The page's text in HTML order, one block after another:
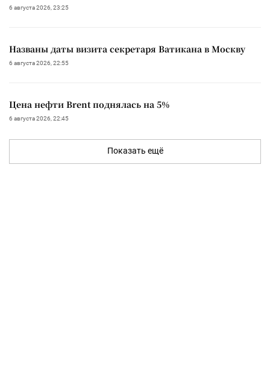
6 августа 2026, 23:25
Названы даты визита секретаря Ватикана в Москву
6 августа 2026, 22:55
Цена нефти Brent поднялась на 5%
6 августа 2026, 22:45
Показать ещё